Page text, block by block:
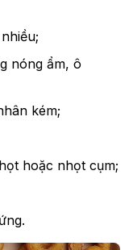
nóng ẩm, ô
kém;
hoặc nhọt cụm;